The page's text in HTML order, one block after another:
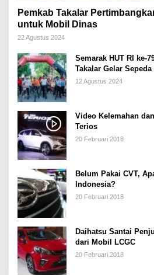
Pemkab Takalar
untuk Mobil Dinas
22 Agustus 2024
Semarak HUT RI ke-
Takalar Gelar
12 Agustus 2024
Video Kelemahan
Terios
20 Februari 2018
Belum Pakai CVT,
Indonesia?
20 Februari 2018
Daihatsu Santai
dari Mobil LCGC
20 Februari 2018